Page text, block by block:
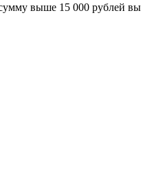
сумму выше 15 000 рублей вы